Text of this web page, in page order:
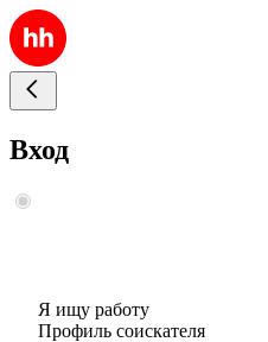
Вход
Я ищу работу
Профиль соискателя